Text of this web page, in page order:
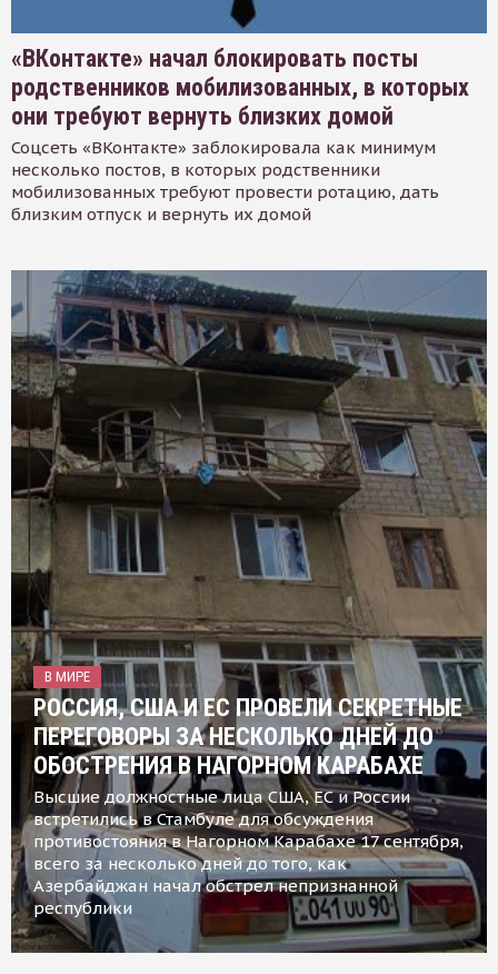
«ВКонтакте» начал блокировать посты
родственников мобилизованных, в которых
они требуют вернуть близких домой
Соцсеть «ВКонтакте» заблокировала как минимум
несколько постов, в которых родственники
мобилизованных требуют провести ротацию, дать
близким отпуск и вернуть их домой
В МИРЕ
РОССИЯ, США И ЕС ПРОВЕЛИ СЕКРЕТНЫЕ
ПЕРЕГОВОРЫ ЗА НЕСКОЛЬКО ДНЕЙ ДО
ОБОСТРЕНИЯ В НАГОРНОМ КАРАБАХЕ
Высшие должностные лица США, ЕС и России
встретились в Стамбуле для обсуждения
противостояния в Нагорном Карабахе 17 сентября,
всего за несколько дней до того, как
Азербайджан начал обстрел непризнанной
республики